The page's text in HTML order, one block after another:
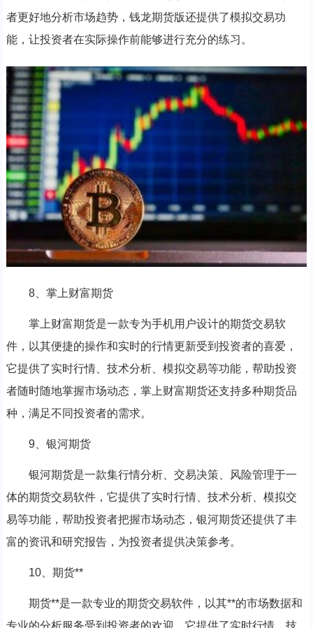
者更好地分析市场趋势，钱龙期货版还提供了模拟交易功
能，让投资者在实际操作前能够进行充分的练习。
8、掌上财富期货
掌上财富期货是一款专为手机用户设计的期货交易软
件，以其便捷的操作和实时的行情更新受到投资者的喜爱，
它提供了实时行情、技术分析、模拟交易等功能，帮助投资
者随时随地掌握市场动态，掌上财富期货还支持多种期货品
种，满足不同投资者的需求。
9、银河期货
银河期货是一款集行情分析、交易决策、风险管理于一
体的期货交易软件，它提供了实时行情、技术分析、模拟交
易等功能，帮助投资者把握市场动态，银河期货还提供了丰
富的资讯和研究报告，为投资者提供决策参考。
10、期货**
期货**是一款专业的期货交易软件，以其**的市场数据和